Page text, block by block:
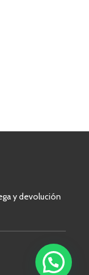
y devolución